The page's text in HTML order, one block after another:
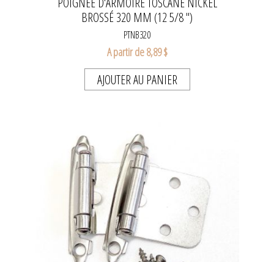
BROSSÉ 320 MM (12 5/8 ")
PTNB320
A partir de 8,89 $
AJOUTER AU PANIER